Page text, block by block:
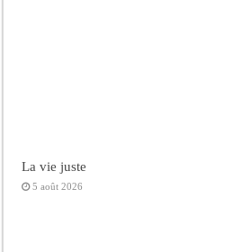
La vie juste
5 août 2026